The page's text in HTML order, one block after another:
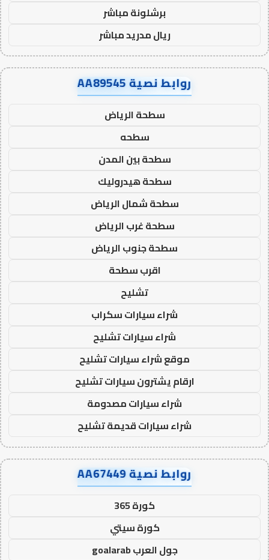
برشلونة مباشر
ريال مدريد مباشر
روابط نصية AA89545
سطحة الرياض
سطحه
سطحة بين المدن
سطحة هيدروليك
سطحة شمال الرياض
سطحة غرب الرياض
سطحة جنوب الرياض
اقرب سطحة
تشليح
شراء سيارات سكراب
شراء سيارات تشليح
موقع شراء سيارات تشليح
ارقام يشترون سيارات تشليح
شراء سيارات مصدومة
شراء سيارات قديمة تشليح
روابط نصية AA67449
كورة 365
كورة سيتي
جول العرب goalarab